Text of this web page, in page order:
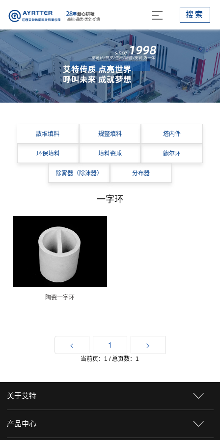
搜索
散堆填料 规整填料 塔内件
环保填料 填料瓷球 鲍尔环
除雾器（除沫器） 分布器
一字环
陶瓷一字环
< 1 >
当前页：1 / 总页数：1
关于艾特
产品中心